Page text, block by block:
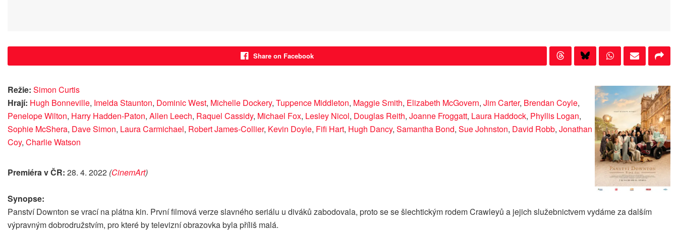
Share on Facebook
Režie: Simon Curtis
Hrají: Hugh Bonneville, Imelda Staunton, Dominic West, Michelle Dockery, Tuppence Middleton, Maggie Smith, Elizabeth McGovern, Jim Carter, Brendan Coyle,
Penelope Wilton, Harry Hadden-Paton, Allen Leech, Raquel Cassidy, Michael Fox, Lesley Nicol, Douglas Reith, Joanne Froggatt, Laura Haddock, Phyllis Logan,
Sophie McShera, Dave Simon, Laura Carmichael, Robert James-Collier, Kevin Doyle, Fifi Hart, Hugh Dancy, Samantha Bond, Sue Johnston, David Robb, Jonathan
Coy, Charlie Watson
Premiéra v ČR: 28. 4. 2022 (CinemArt)
Synopse:
Panství Downton se vrací na plátna kin. První filmová verze slavného seriálu u diváků zabodovala, proto se se šlechtickým rodem Crawleyů a jejich služebnictvem vydáme za dalším
výpravným dobrodružstvím, pro které by televizní obrazovka byla příliš malá.